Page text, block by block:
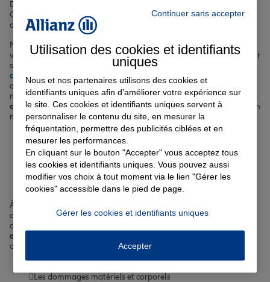
Darcins ou locataire d'un appartement moderne près de la rue de la
Constitution, nous vous proposons une large gamme de solutions
d'
assurance adaptées à vos besoins spécifiques
Notre offre comprend desassurances autopour protéger votre
véhicule contre les aléas de la route, desassurances habitation pour
sécuriser votre logement et vos biens les plus précieux, des
assurances de prêt immobilier
pour vous épauler dans votre projet
d'achat, ainsi que descomplémentaires santépour couvrir vos frais
médicaux. Nous proposons également desassurances vie, scolaires
et professionnelles, afin de répondre à l'ensemble de vos attentes en
matière de protection dans la charmante ville de Cusset.
Votre assurance auto, moto
ou scooter à Cusset
À Cusset, nous savons que la mobilité est essentielle pour votre
quotidien. Que vous circuliez en voiture sur le boulevard du Général
de Gaulle ou en scooter dans les rues du centre-ville,
accompagnons avec des solutions d'assurance sur-mesure
offres couvrent les principaux risques liés à la conduite, tels que :
Les dommages matériels et corporels
Continuer sans accepter
Utilisation des cookies et identifiants
uniques
Nous et nos partenaires utilisons des cookies et
identifiants uniques afin d'améliorer votre expérience sur
le site. Ces cookies et identifiants uniques servent à
personnaliser le contenu du site, en mesurer la
fréquentation, permettre des publicités ciblées et en
mesurer les performances.
En cliquant sur le bouton "Accepter" vous acceptez tous
les cookies et identifiants uniques. Vous pouvez aussi
modifier vos choix à tout moment via le lien "Gérer les
cookies" accessible dans le pied de page.
Gérer les cookies et identifiants uniques
Accepter